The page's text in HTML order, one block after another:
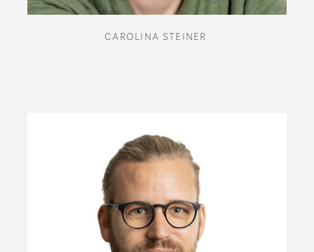
CAROLINA STEINER